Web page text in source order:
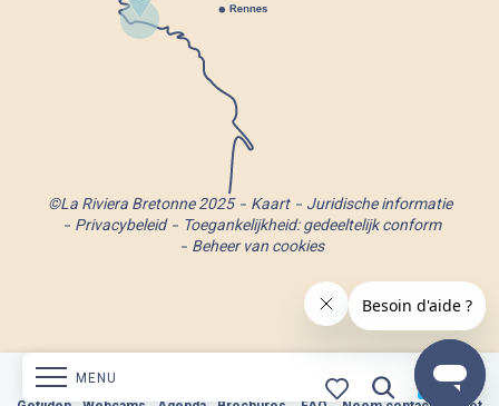
MENU
©La Riviera Bretonne 2025 Kaart
Juridische informatie
Privacybeleid
Toegankelijkheid: gedeeltelijk conform
Beheer van cookies